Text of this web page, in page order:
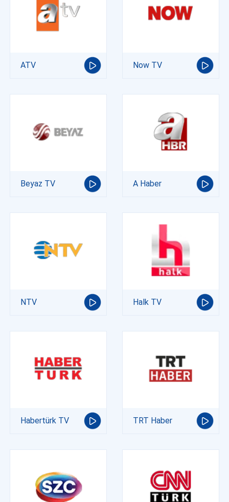
ATV Now TV
Beyaz TV A Haber
NTV Halk TV
Habertürk TV TRT Haber